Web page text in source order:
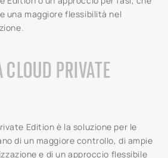
una maggiore flessibilità nel
PRIVATE
Edition è la soluzione per le
di un maggiore controllo, di ampie
e di un approccio flessibile